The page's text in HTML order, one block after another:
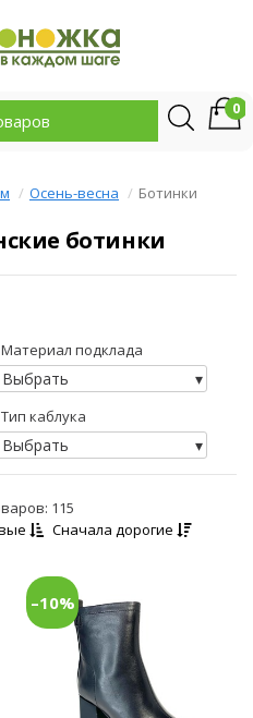
0
Осень-весна Ботинки
ботинки
Материал подклада
Выбрать
Тип каблука
Выбрать
115
Сначала дорогие
–10%